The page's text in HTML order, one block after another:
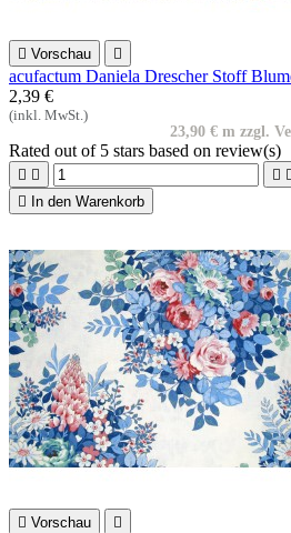
 Vorschau 
acufactum Daniela Drescher Stoff
2,39 €
(inkl. MwSt.)
23,90 € m zzgl.
Rated out of 5 stars based on review(s)
   

In den Warenkorb
 Vorschau 